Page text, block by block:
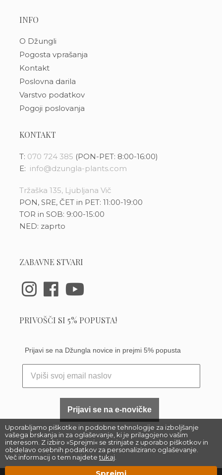
Uporabljamo piškotke in podobne tehnologije za izboljšanje
vašega brskanja in za oglaševanje, ki je prilagojeno vašim
interesom. Z izbiro »Sprejmi« se strinjate z uporabo piškotkov in
obdelavo osebnih podatkov za personalizirano oglaševanje.
Več informacij o tem najdetetukaj
INFO
O Džungli
Pogosta vprašanja
Kontakt
Poslovna darila
Varstvo podatkov
Pogoji poslovanja
KONTAKT
T: 070 724 385 (PON-PET: 8:00-16:00)
E: info@dzungla-plants.com
Tržaška 135, Ljubljana Vič
PON, SRE, ČET in PET: 11:00-19:00
TOR in SOB: 9:00-15:00
NED: zaprto
ZABAVNE STVARI
PRIVOŠČI SI 5% POPUSTA!
Prijavi se na Džungla novice in prejmi 5% popusta
Prijavi se na e-novičke